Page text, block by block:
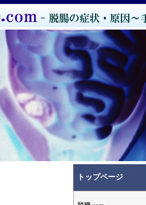
トップページ